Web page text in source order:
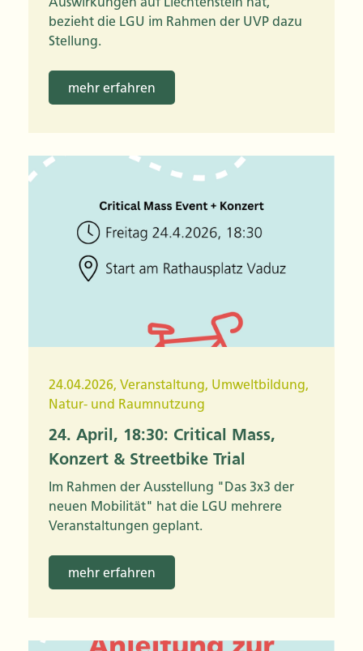
bezieht die LGU im Rahmen der UVP dazu
Stellung.
mehr erfahren
24.04.2026, Veranstaltung, Umweltbildung,
Natur- und Raumnutzung
24. April, 18:30: Critical Mass,
Konzert & Streetbike Trial
Im Rahmen der Ausstellung "Das 3x3 der
neuen Mobilität" hat die LGU mehrere
Veranstaltungen geplant.
mehr erfahren